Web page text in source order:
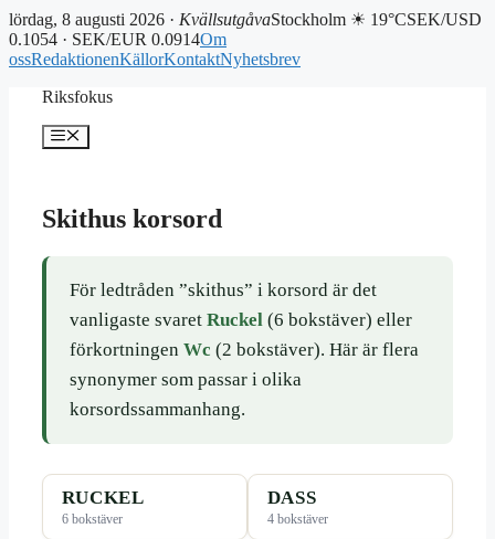
lördag, 8 augusti 2026 · KvällsutgåvaStockholm ☀ 19°CSEK/USD
0.1054 · SEK/EUR 0.0914Om
ossRedaktionenKällorKontaktNyhetsbrev
Riksfokus
Meny
Skithus korsord
För ledtråden ”skithus” i korsord är det
vanligaste svaret Ruckel(6 bokstäver) eller
förkortningen Wc (2 bokstäver). Här är flera
synonymer som passar i olika
korsordssammanhang.
RUCKEL
6 bokstäver
DASS
4 bokstäver